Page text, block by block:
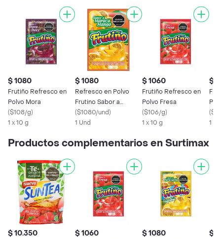
$ 1080
Frutiño Refresco en
Polvo Mora
($108/g)
1 x 10 g
$ 1080
Refresco en Polvo
Frutino Sabor a
Maracu Mango (10 Gr)
($1080/und)
1 Und
$ 1060
Frutiño Refresco en
Polvo Fresa
($106/g)
1 x 10 g
$
(
1 x
Productos complementarios en Surtimax
$ 10.350 $ 1060 $ 1080 $